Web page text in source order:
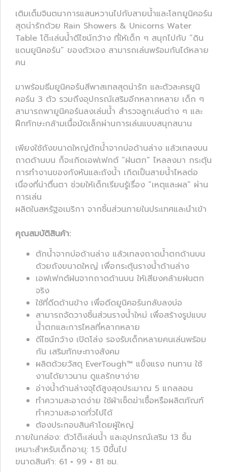
เติมเต็มจินตนาการแสนหวานไปกับสายน้ำและโลกยูนิคอร์น
สุดน่ารักด้วย Rain Showers & Unicorns Water
Table โต๊ะเล่นน้ำดีไซน์กว้าง ที่ให้เด็ก ๆ สนุกไปกับ “ดิน
แดนยูนิคอร์น” ของตัวเอง สามารถเล่นพร้อมกันได้หลาย
คน
มาพร้อมธีมยูนิคอร์นสีพาสเทลสุดน่ารัก และตัวละครยูนิ
คอร์น 3 ตัว รวมถึงอุปกรณ์เสริมอีกหลากหลาย เด็ก ๆ
สามารถพายูนิคอร์นลงเล่นน้ำ สำรวจลูกเล่นต่าง ๆ และ
ฝึกทักษะกล้ามเนื้อมัดเล็กผ่านการเล่นแบบสนุกสนาน
เพียงใช้ถังขนาดใหญ่ตักน้ำจากบ่อด้านล่าง แล้วเทลงบน
ถาดด้านบน ก็จะเกิดเอฟเฟกต์ “ฝนตก” ไหลลงมา กระตุ้น
การทำงานของกังหันและถังน้ำ เกิดเป็นสายน้ำไหลต่อ
เนื่องที่น่าตื่นตา ช่วยให้เด็กเรียนรู้เรื่อง “เหตุและผล” ผ่าน
การเล่น
ผลิตในสหรัฐอเมริกา จากชิ้นส่วนภายในประเทศและนำเข้า
คุณสมบัติสินค้า:
ตักน้ำจากบ่อด้านล่าง แล้วเทลงถาดน้ำตกด้านบน
ด้วยถังขนาดใหญ่ เพื่อกระตุ้นรางน้ำด้านล่าง
เอฟเฟกต์ฝนจากถาดด้านบน ให้เสียงคล้ายฝนตก
จริง
ใช้ที่ดีดด้านข้าง เพื่อดีดยูนิคอร์นกลับลงบ่อ
สามารถจัดวางชิ้นส่วนรางน้ำใหม่ เพื่อสร้างรูปแบบ
น้ำตกและการไหลที่หลากหลาย
ดีไซน์กว้าง เปิดโล่ง รองรับเด็กหลายคนเล่นพร้อม
กัน เสริมทักษะทางสังคม
ผลิตด้วยวัสดุ EverTough™ แข็งแรง ทนทาน ใช้
งานได้ยาวนาน ดูแลรักษาง่าย
อ่างน้ำด้านล่างจุได้สูงสุดประมาณ 5 แกลลอน
ทำความสะอาดง่าย ใช้ผ้าเช็ดฆ่าเชื้อหรือผลิตภัณฑ์
ทำความสะอาดทั่วไปได้
ต้องประกอบสินค้าโดยผู้ใหญ่
ภายในกล่อง: ตัวโต๊ะเล่นน้ำ และอุปกรณ์เสริม 13 ชิ้น
เหมาะสำหรับเด็กอายุ: 1.5 ปีขึ้นไป
ขนาดสินค้า: 61 × 99 × 81 ซม.